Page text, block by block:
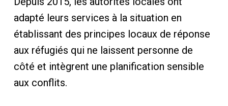
adapté leurs services à la situation en
établissant des principes locaux de réponse
aux réfugiés qui ne laissent personne de
côté et intègrent une planification sensible
aux conflits.